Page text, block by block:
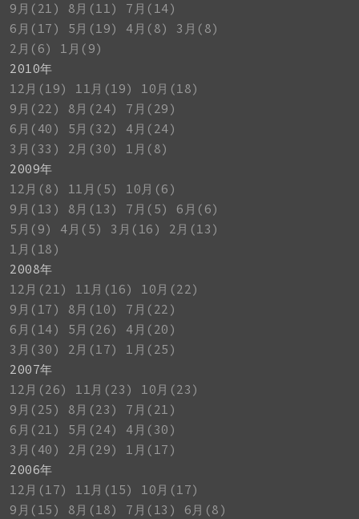
9月(21)
8月(11)
7月(14)
6月(17)
5月(19) 4月(8)
3月(8)
2月(6)
1月(9)
2010年
12月(19)
11月(19)
10月(18)
9月(22)
8月(24)
7月(29)
6月(40)
5月(32)
4月(24)
3月(33)
2月(30)
1月(8)
2009年
12月(8)
11月(5)
10月(6)
9月(13)
8月(13) 7月(5)
6月(6)
5月(9)
4月(5) 3月(16)
2月(13)
1月(18)
2008年
12月(21)
11月(16)
10月(22)
9月(17)
8月(10)
7月(22)
6月(14)
5月(26)
4月(20)
3月(30)
2月(17)
1月(25)
2007年
12月(26)
11月(23)
10月(23)
9月(25)
8月(23)
7月(21)
6月(21)
5月(24)
4月(30)
3月(40)
2月(29)
1月(17)
2006年
12月(17)
11月(15)
10月(17)
9月(15)
8月(18) 7月(13) 6月(8)